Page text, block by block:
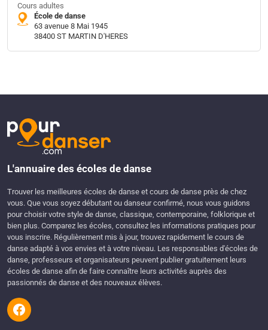
Cours adultes
École de danse
63 avenue 8 Mai 1945
38400 ST MARTIN D'HERES
L'annuaire des écoles de danse
Trouver les meilleures écoles de danse et cours de danse près de chez
vous. Que vous soyez débutant ou danseur confirmé, nous vous guidons
pour choisir votre style de danse, classique, contemporaine, folklorique et
bien plus. Comparez les écoles, consultez les informations pratiques pour
vous inscrire. Régulièrement mis à jour, trouvez rapidement le cours de
danse adapté à vos envies et à votre niveau. Les responsables d'écoles de
danse, professeurs et organisateurs peuvent publier gratuitement leurs
écoles de danse afin de faire connaître leurs activités auprès des
passionnés de danse et des nouveaux élèves.